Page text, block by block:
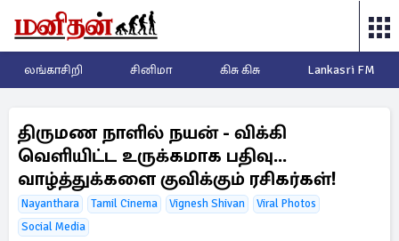
லங்காசிறி சினிமா கிசு கிசு Lankasri FM
திருமண நாளில் நயன் - விக்கி
வெளியிட்ட உருக்கமாக பதிவு...
வாழ்த்துக்களை குவிக்கும் ரசிகர்கள்!
Nayanthara Tamil Cinema Vignesh Shivan
Viral Photos
Social Media